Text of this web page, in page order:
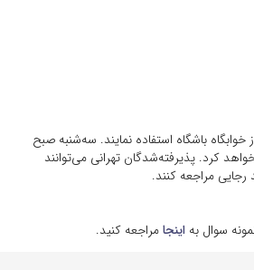
باشگاه استفاده نمایند. سه‌شنبه صبح
کرد. پذیرفته‌شدگان تهرانی می‌توانند
سوال به اینجامراجعه کنید.